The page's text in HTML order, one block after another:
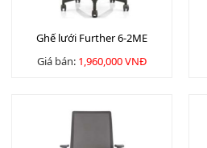
Ghế lưới Further 6-2ME
Giá bán: 1,960,000 VNĐ